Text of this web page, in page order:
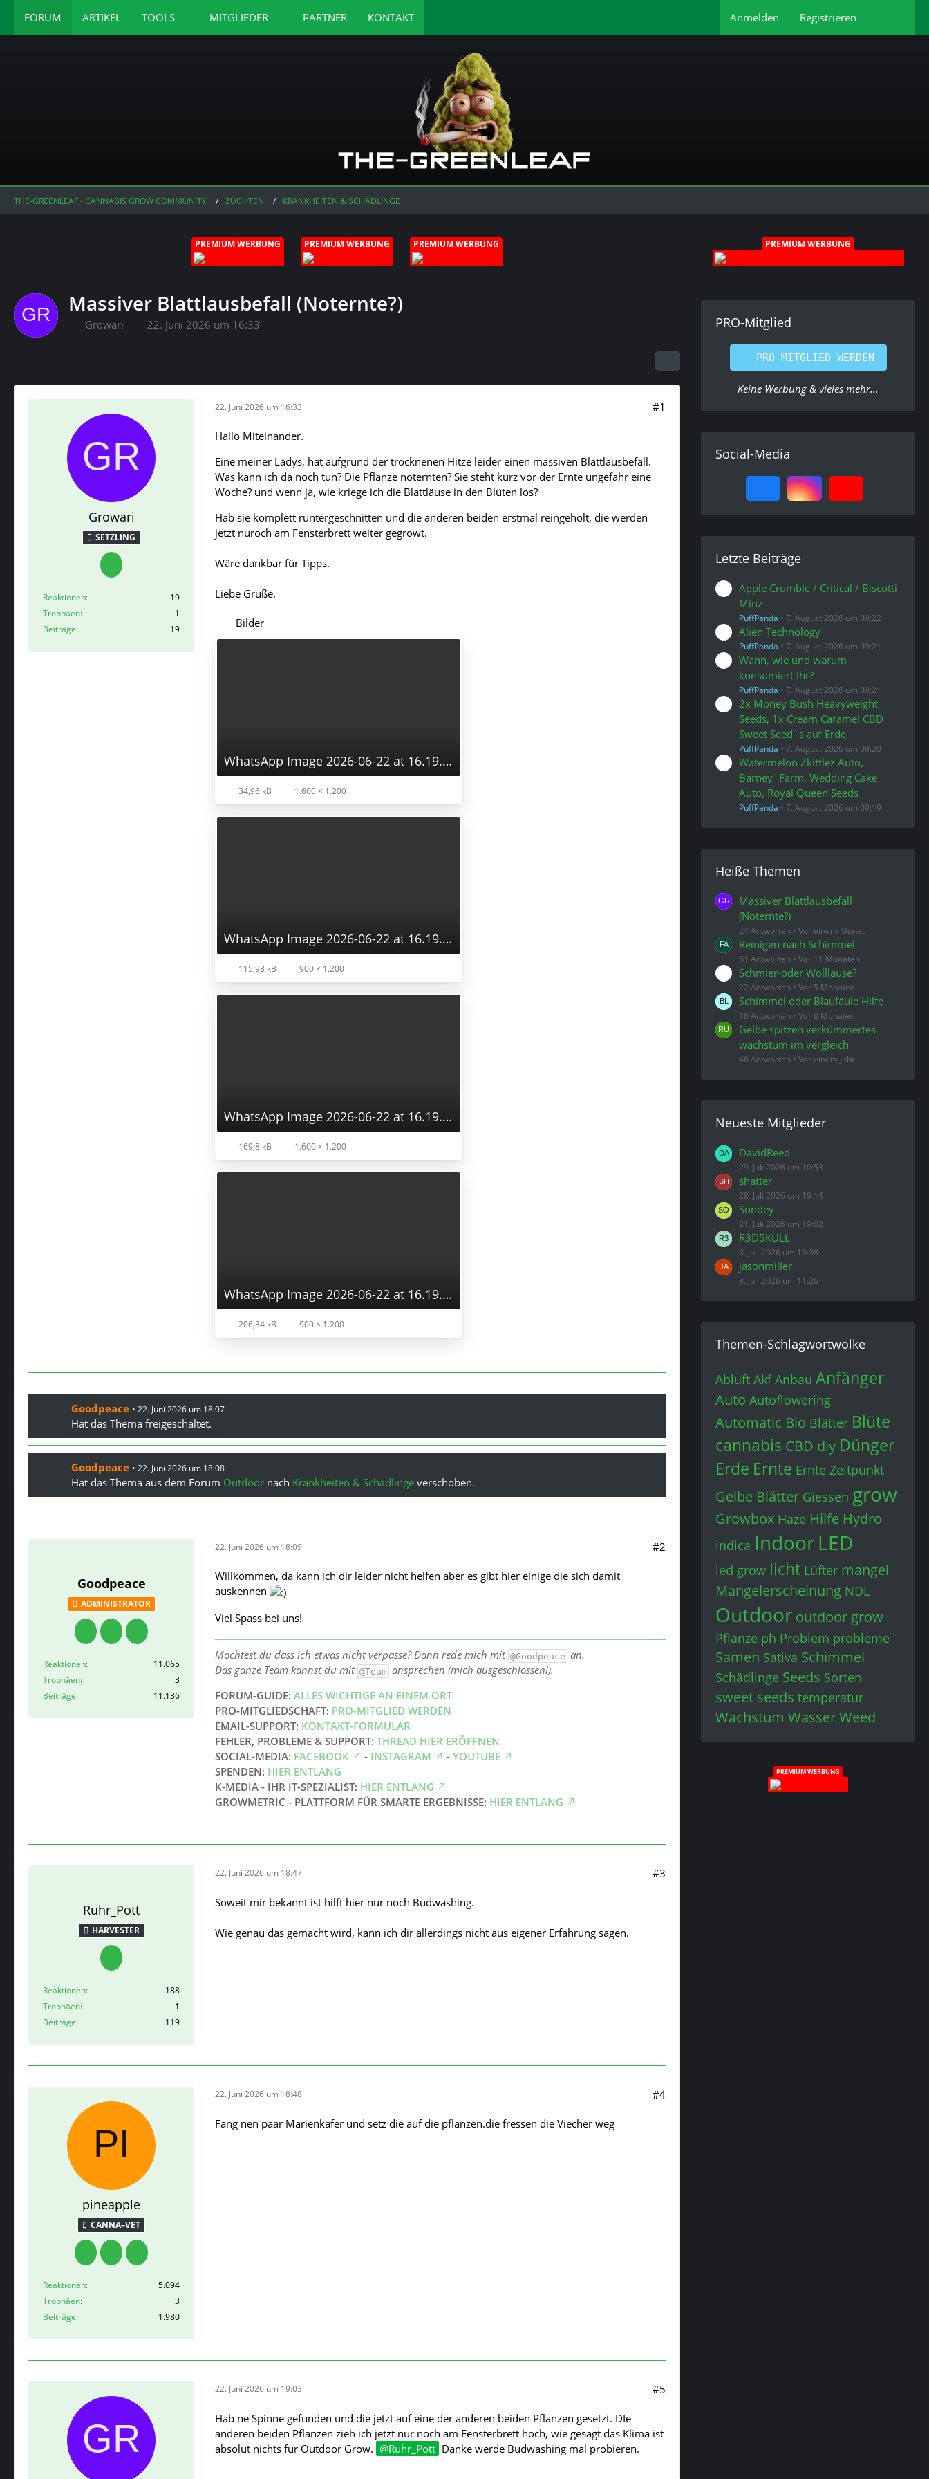
FORUM ARTIKEL TOOLS MITGLIEDER PARTNER KONTAKT Anmelden Registrieren
THE-GREENLEAF - CANNABIS GROW COMMUNITY ZÜCHTEN KRANKHEITEN & SCHÄDLINGE
PREMIUM WERBUNG PREMIUM WERBUNG PREMIUM WERBUNG
Massiver Blattlausbefall (Noternte?)
Growari 22. Juni 2026 um 16:33
Growari
SETZLING
Reaktionen
19
Trophäen
1
Beiträge
19
22. Juni 2026 um 16:33 #1
Hallo Miteinander.
Eine meiner Ladys, hat aufgrund der trocknenen Hitze leider einen massiven Blattlausbefall.
Was kann ich da noch tun? Die Pflanze noternten? Sie steht kurz vor der Ernte ungefähr eine
Woche? und wenn ja, wie kriege ich die Blattläuse in den Blüten los?
Hab sie komplett runtergeschnitten und die anderen beiden erstmal reingeholt, die werden
jetzt nuroch am Fensterbrett weiter gegrowt.
Wäre dankbar für Tipps.
Liebe Grüße.
Bilder
WhatsApp Image 2026-06-22 at 16.19.26.webp
34,96 kB 1.600 × 1.200
WhatsApp Image 2026-06-22 at 16.19.27.webp
115,98 kB 900 × 1.200
WhatsApp Image 2026-06-22 at 16.19.28.webp
169,8 kB 1.600 × 1.200
WhatsApp Image 2026-06-22 at 16.19.29.webp
206,34 kB 900 × 1.200
Goodpeace 22. Juni 2026 um 18:07
Hat das Thema freigeschaltet.
Goodpeace 22. Juni 2026 um 18:08
Hat das Thema aus dem Forum Outdoor nach Krankheiten & Schädlinge verschoben.
Goodpeace
ADMINISTRATOR
Reaktionen
11.065
Trophäen
3
Beiträge
11.136
22. Juni 2026 um 18:09 #2
Willkommen, da kann ich dir leider nicht helfen aber es gibt hier einige die sich damit
auskennen
Viel Spass bei uns!
Möchtest du dass ich etwas nicht verpasse? Dann rede mich mit @Goodpeace an.
Das ganze Team kannst du mit @Team ansprechen (mich ausgeschlossen!).
FORUM-GUIDE: ALLES WICHTIGE AN EINEM ORT
PRO-MITGLIEDSCHAFT: PRO-MITGLIED WERDEN
EMAIL-SUPPORT: KONTAKT-FORMULAR
FEHLER, PROBLEME & SUPPORT: THREAD HIER ERÖFFNEN
SOCIAL-MEDIA: FACEBOOK - INSTAGRAM - YOUTUBE
SPENDEN: HIER ENTLANG
K-MEDIA - IHR IT-SPEZIALIST: HIER ENTLANG
GROWMETRIC - PLATTFORM FÜR SMARTE ERGEBNISSE: HIER ENTLANG
Ruhr_Pott
HARVESTER
Reaktionen
188
Trophäen
1
Beiträge
119
22. Juni 2026 um 18:47 #3
Soweit mir bekannt ist hilft hier nur noch Budwashing.
Wie genau das gemacht wird, kann ich dir allerdings nicht aus eigener Erfahrung sagen.
pineapple
CANNA–VET
Reaktionen
5.094
Trophäen
3
Beiträge
1.980
22. Juni 2026 um 18:48 #4
Fang nen paar Marienkäfer und setz die auf die pflanzen.die fressen die Viecher weg
22. Juni 2026 um 19:03 #5
Hab ne Spinne gefunden und die jetzt auf eine der anderen beiden Pflanzen gesetzt. DIe
anderen beiden Pflanzen zieh ich jetzt nur noch am Fensterbrett hoch, wie gesagt das Klima ist
absolut nichts für Outdoor Grow.
Ruhr_Pott Danke werde Budwashing mal probieren.
PREMIUM WERBUNG
PRO-Mitglied
PRO-MITGLIED WERDEN
Keine Werbung & vieles mehr...
Social-Media
Letzte Beiträge
Apple Crumble / Critical / Biscotti
Minz
PuffPanda 7. August 2026 um 09:22
Alien Technology
PuffPanda 7. August 2026 um 09:21
Wann, wie und warum
konsumiert Ihr?
PuffPanda 7. August 2026 um 09:21
2x Money Bush Heavyweight
Seeds, 1x Cream Caramel CBD
Sweet Seed`s auf Erde
PuffPanda 7. August 2026 um 09:20
Watermelon Zkittlez Auto,
Barney`Farm, Wedding Cake
Auto, Royal Queen Seeds
PuffPanda 7. August 2026 um 09:19
Heiße Themen
Massiver Blattlausbefall
(Noternte?)
24 Antworten Vor einem Monat
Reinigen nach Schimmel
61 Antworten Vor 11 Monaten
Schmier-oder Wollläuse?
22 Antworten Vor 5 Monaten
Schimmel oder Blaufäule Hilfe
18 Antworten Vor 8 Monaten
Gelbe spitzen verkümmertes
wachstum im vergleich
46 Antworten Vor einem Jahr
Neueste Mitglieder
DavidReed
29. Juli 2026 um 10:53
shatter
28. Juli 2026 um 19:14
Sondey
21. Juli 2026 um 19:02
R3D5KULL
8. Juli 2026 um 16:38
jasonmiller
8. Juli 2026 um 11:26
Themen-Schlagwortwolke
Abluft Akf Anbau Anfänger
Auto Autoflowering
Automatic Bio Blätter Blüte
cannabis CBD diy Dünger
Erde Ernte Ernte Zeitpunkt
Gelbe Blätter Giessen grow
Growbox Haze Hilfe Hydro
indica IndoorLED
led grow licht Lüfter mangel
Mangelerscheinung NDL
Outdoor outdoor grow
Pflanze ph Problem probleme
Samen Sativa Schimmel
Schädlinge Seeds Sorten
sweet seeds temperatur
Wachstum WasserWeed
PREMIUM WERBUNG